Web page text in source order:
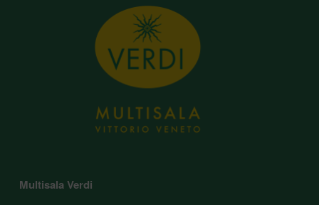
Multisala Verdi